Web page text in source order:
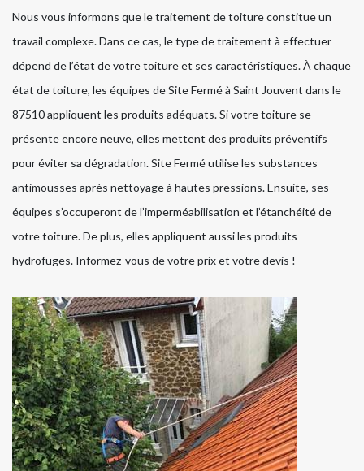
Nous vous informons que le traitement de toiture constitue un
travail complexe. Dans ce cas, le type de traitement à effectuer
dépend de l’état de votre toiture et ses caractéristiques. À chaque
état de toiture, les équipes de Site Fermé à Saint Jouvent dans le
87510 appliquent les produits adéquats. Si votre toiture se
présente encore neuve, elles mettent des produits préventifs
pour éviter sa dégradation. Site Fermé utilise les substances
antimousses après nettoyage à hautes pressions. Ensuite, ses
équipes s’occuperont de l’imperméabilisation et l’étanchéité de
votre toiture. De plus, elles appliquent aussi les produits
hydrofuges. Informez-vous de votre prix et votre devis !